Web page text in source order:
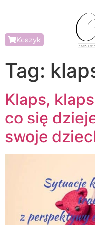
Koszyk
Tag:
Klaps,
co się
swoje